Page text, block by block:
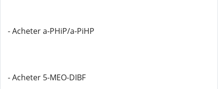
- Acheter a-PHiP/a-PiHP
- Acheter 5-MEO-DIBF